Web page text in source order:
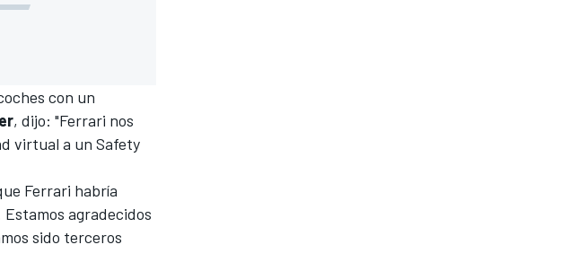
con un
, dijo: "Ferrari nos
virtual a un Safety
Ferrari habría
agradecidos
sido terceros